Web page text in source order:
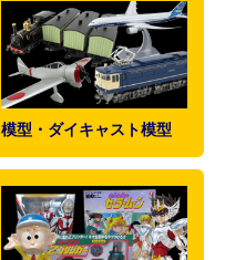
模型・ダイキャスト模型